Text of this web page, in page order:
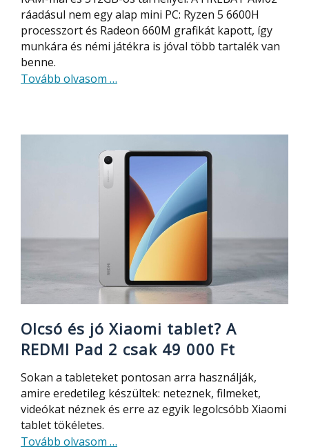
ráadásul nem egy alap mini PC: Ryzen 5 6600H
processzort és Radeon 660M grafikát kapott, így
munkára és némi játékra is jóval több tartalék van
benne.
Tovább olvasom about
is
olcsó
ez
erős
mini
…
Olcsó és jó Xiaomi tablet? A
REDMI Pad 2 csak 49 000 Ft
Sokan a tableteket pontosan arra használják,
amire eredetileg készültek: neteznek, filmeket,
videókat néznek és erre az egyik legolcsóbb Xiaomi
tablet tökéletes.
Tovább olvasom about
…